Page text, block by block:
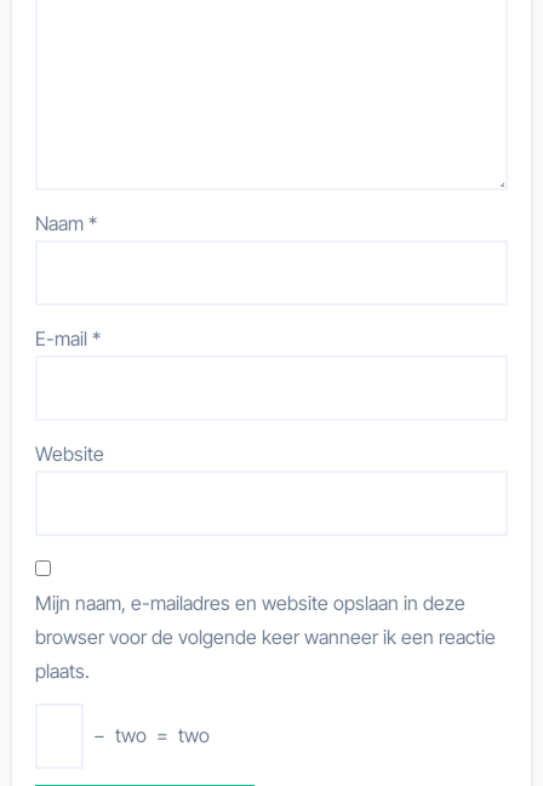
Naam*
E-mail*
Website
Mijn naam, e-mailadres en website opslaan in deze
browser voor de volgende keer wanneer ik een reactie
plaats.
− two = two